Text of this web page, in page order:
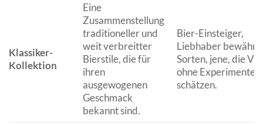
Klassiker-
Kollektion
Eine
Zusammenstellung
traditioneller und
weit verbreitter
Bierstile, die für
ihren
ausgewogenen
Geschmack
bekannt sind.
Bier-Einsteiger,
Liebhaber
Sorten, jene, die
ohne Experimente
schätzen.